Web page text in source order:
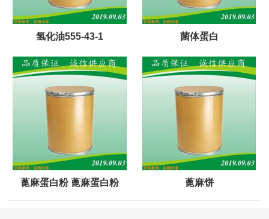
氢化油555-43-1 菌体蛋白
蓖麻蛋白粉 蓖麻蛋白粉 蓖麻饼